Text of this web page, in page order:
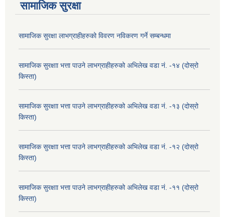
सामाजिक सुरक्षा
सामाजिक सुरक्षा लाभग्राहीहरुको विवरण नविकरण गर्ने सम्बन्धमा
सामाजिक सुरक्षाा भत्ता पाउने लाभग्राहीहरुको अभिलेख वडा नं. -१४ (दोस्रो
किस्ता)
सामाजिक सुरक्षाा भत्ता पाउने लाभग्राहीहरुको अभिलेख वडा नं. -१३ (दोस्रो
किस्ता)
सामाजिक सुरक्षाा भत्ता पाउने लाभग्राहीहरुको अभिलेख वडा नं. -१२ (दोस्रो
किस्ता)
सामाजिक सुरक्षाा भत्ता पाउने लाभग्राहीहरुको अभिलेख वडा नं. -११ (दोस्रो
किस्ता)